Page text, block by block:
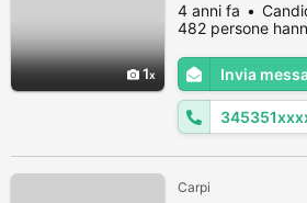
1
4 anni fa
482 persone
Invia
Carpi